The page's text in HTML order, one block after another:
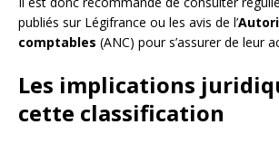
publiés sur Légifrance ou les avis de l’
comptables (ANC) pour s’assurer de leur
Les implications
cette classification